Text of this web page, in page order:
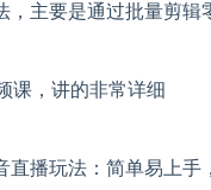
，主要是通过批量剪
课，讲的非常详细